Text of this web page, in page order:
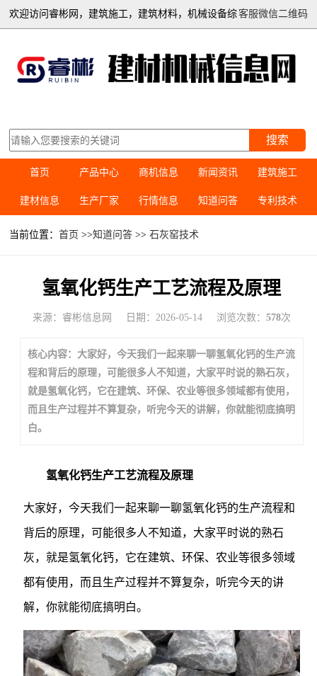
客服微信二维码
欢迎访问睿彬网，建筑施工，建筑材料，机械设备综
搜索
首页 产品中心 商机信息 新闻资讯 建筑施工
建材信息 生产厂家 行情信息 知道问答 专利技术
当前位置：首页 >>知道问答 >>石灰窑技术
氢氧化钙生产工艺流程及原理
来源：睿彬信息网 日期：2026-05-14 浏览次数： 578次
核心内容：大家好，今天我们一起来聊一聊氢氧化钙的生产流
程和背后的原理，可能很多人不知道，大家平时说的熟石灰，
就是氢氧化钙，它在建筑、环保、农业等很多领域都有使用，
而且生产过程并不算复杂，听完今天的讲解，你就能彻底搞明
白。
氢氧化钙生产工艺流程及原理
大家好，今天我们一起来聊一聊氢氧化钙的生产流程和
背后的原理，可能很多人不知道，大家平时说的熟石
灰，就是氢氧化钙，它在建筑、环保、农业等很多领域
都有使用，而且生产过程并不算复杂，听完今天的讲
解，你就能彻底搞明白。